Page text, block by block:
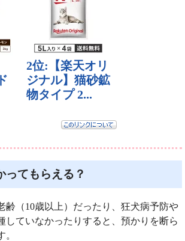
ってもらえる？
齢（10歳以上）だったり、狂犬病予防や
していなかったりすると、預かりを断ら